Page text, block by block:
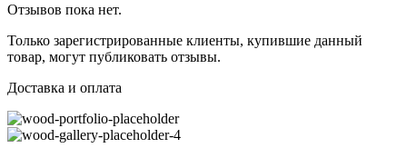
Отзывов пока нет.
Только зарегистрированные клиенты, купившие данный
товар, могут публиковать отзывы.
Доставка и оплата